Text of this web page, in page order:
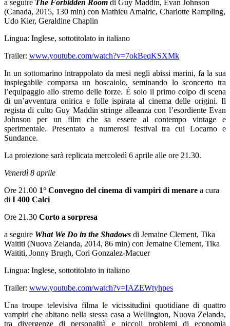
a seguire The Forbidden Room di Guy Maddin, Evan Johnson
(Canada, 2015, 130 min) con Mathieu Amalric, Charlotte Rampling,
Udo Kier, Geraldine Chaplin
Lingua: Inglese, sottotitolato in italiano
Trailer: www.youtube.com/watch?v=7okBeqKSXMk
In un sottomarino intrappolato da mesi negli abissi marini, fa la sua
inspiegabile comparsa un boscaiolo, seminando lo sconcerto tra
l’equipaggio allo stremo delle forze. È solo il primo colpo di scena
di un’avventura onirica e folle ispirata al cinema delle origini. Il
regista di culto Guy Maddin stringe alleanza con l’esordiente Evan
Johnson per un film che sa essere al contempo vintage e
sperimentale. Presentato a numerosi festival tra cui Locarno e
Sundance.
La proiezione sarà replicata mercoledì 6 aprile alle ore 21.30.
Venerdì 8 aprile
Ore 21.00 1° Convegno del cinema di vampiri di menare a cura
di I 400 Calci
Ore 21.30 Corto a sorpresa
a seguire What We Do in the Shadows di Jemaine Clement, Tika
Waititi (Nuova Zelanda, 2014, 86 min) con Jemaine Clement, Tika
Waititi, Jonny Brugh, Cori Gonzalez-Macuer
Lingua: Inglese, sottotitolato in italiano
Trailer: www.youtube.com/watch?v=IAZEWtyhpes
Una troupe televisiva filma le vicissitudini quotidiane di quattro
vampiri che abitano nella stessa casa a Wellington, Nuova Zelanda,
tra divergenze di personalità e piccoli problemi di economia